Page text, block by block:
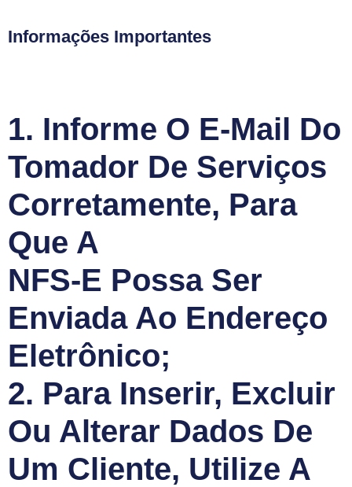
Informações Importantes
1. Informe O E-Mail Do
Tomador De Serviços
Corretamente, Para
Que A
NFS-E Possa Ser
Enviada Ao Endereço
Eletrônico;
2. Para Inserir, Excluir
Ou Alterar Dados De
Um Cliente, Utilize A